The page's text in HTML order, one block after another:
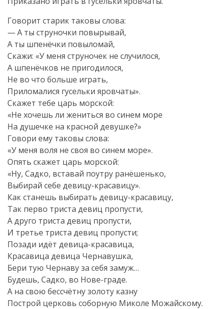
Говорит старик таковы слова:
— А ты струночки повырывай,
А ты шпенёчки повыломай,
Скажи: «У меня струночек не случилося,
А шпенёчков не пригодилося,
Не во что больше играть,
Приломалися гусельки яровчаты».
Скажет тебе царь морской:
«Не хочешь ли жениться во синем море
На душечке на красной девушке?»
Говори ему таковы слова:
«У меня воля не своя во синем море».
Опять скажет царь морской:
«Ну, Садко, вставай поутру ранёшенько,
Выбирай себе девицу-красавицу».
Как станешь выбирать девицу-красавицу,
Так перво триста девиц пропусти,
А друго триста девиц пропусти,
И третье триста девиц пропусти;
Позади идёт девица-красавица,
Красавица девица Чернавушка,
Бери тую Чернаву за себя замуж…
Будешь, Садко, во Нове-граде.
А на свою бессчётну золоту казну
Построй церковь соборную Миколе Можайскому.